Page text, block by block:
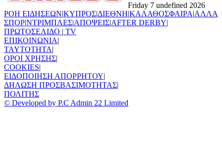
Friday 7 undefined 2026
ΡΟΗ ΕΙΔΗΣΕΩΝ|ΚΥΠΡΟΣ|ΔΙΕΘΝΗ|ΚΑΛΑΘΟΣΦΑΙΡΑ|ΑΛΛΑ
ΣΠΟΡ|ΝΤΡΙΜΠΛΕΣ|ΑΠΟΨΕΙΣ|AFTER DERBY|
ΠΡΩΤΟΣΕΛΙΔΟ | TV
ΕΠΙΚΟΙΝΩΝΙΑ|
TAYTOTHTA|
ΟΡΟΙ ΧΡΗΣΗΣ|
COOKIES|
ΕΙΔΟΠΟΙΗΣΗ ΑΠΟΡΡΗΤΟΥ|
ΔΗΛΩΣΗ ΠΡΟΣΒΑΣΙΜΟΤΗΤΑΣ|
ΠΟΛΙΤΗΣ
© Developed by P.C Admin 22 Limited